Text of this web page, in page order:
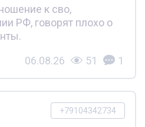
к сво,
РФ, говорят плохо о
06.08.26 51 1
+79104342734